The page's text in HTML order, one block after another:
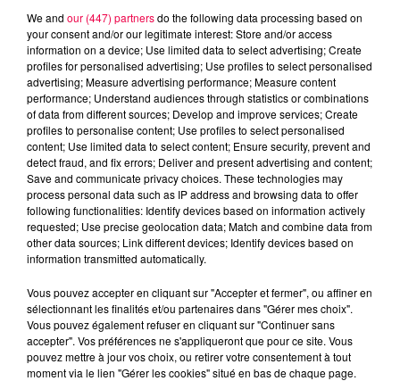
Flash infos
Crédit :Flash infos
We and our (447) partnersdo the following data processing based on
your consent and/or our legitimate interest: Store and/or access
information on a device; Use limited data to select advertising; Create
profiles for personalised advertising; Use profiles to select personalised
advertising; Measure advertising performance; Measure content
performance; Understand audiences through statistics or combinations
of data from different sources; Develop and improve services; Create
profiles to personalise content; Use profiles to select personalised
content; Use limited data to select content; Ensure security, prevent and
detect fraud, and fix errors; Deliver and present advertising and content;
Save and communicate privacy choices. These technologies may
process personal data such as IP address and browsing data to offer
following functionalities: Identify devices based on information actively
requested; Use precise geolocation data; Match and combine data from
other data sources; Link different devices; Identify devices based on
information transmitted automatically.
Vous pouvez accepter en cliquant sur "Accepter et fermer", ou affiner en
sélectionnant les finalités et/ou partenaires dans "Gérer mes choix".
Vous pouvez également refuser en cliquant sur "Continuer sans
accepter". Vos préférences ne s'appliqueront que pour ce site. Vous
pouvez mettre à jour vos choix, ou retirer votre consentement à tout
moment via le lien "Gérer les cookies" situé en bas de chaque page.